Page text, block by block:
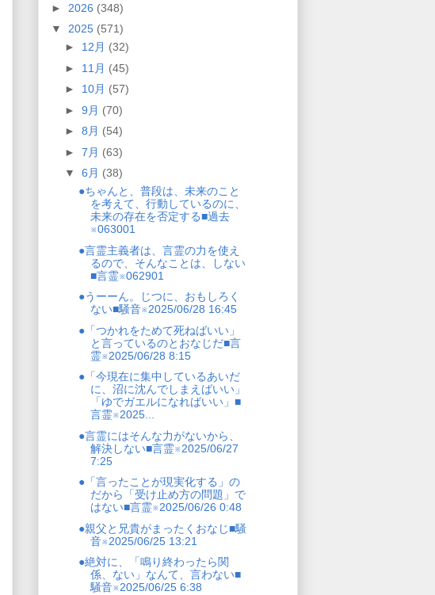
► 2026 (348)
▼ 2025 (571)
► 12月 (32)
► 11月 (45)
► 10月 (57)
► 9月 (70)
► 8月 (54)
► 7月 (63)
▼ 6月 (38)
●ちゃんと、普段は、未来のこと
を考えて、行動しているのに、
未来の存在を否定する■過去
※063001
●言霊主義者は、言霊の力を使え
るので、そんなことは、しない
■言霊※062901
●うーーん。じつに、おもしろく
ない■騒音※2025/06/28 16:45
●「つかれをためて死ねばいい」
と言っているのとおなじだ■言
霊※2025/06/28 8:15
●「今現在に集中しているあいだ
に、沼に沈んでしまえばいい」
「ゆでガエルになればいい」■
言霊※2025...
●言霊にはそんな力がないから、
解決しない■言霊※2025/06/27
7:25
●「言ったことが現実化する」の
だから「受け止め方の問題」で
はない■言霊※2025/06/26 0:48
●親父と兄貴がまったくおなじ■騒
音※2025/06/25 13:21
●絶対に、「鳴り終わったら関
係、ない」なんて、言わない■
騒音※2025/06/25 6:38